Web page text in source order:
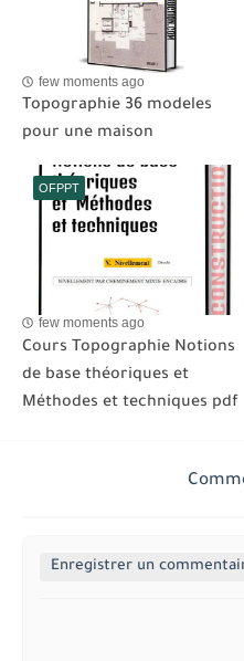
few moments ago
Topographie 36 modeles
pour une maison
OFPPT
few moments ago
Cours Topographie Notions
de base théoriques et
Méthodes et techniques pdf
Enregistrer un